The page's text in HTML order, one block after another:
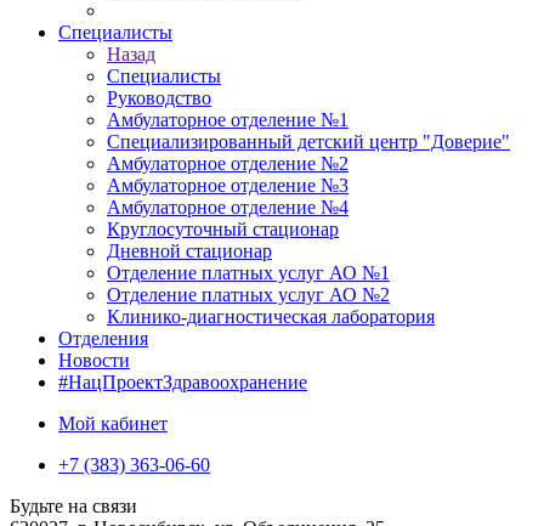
Специалисты
Назад
Специалисты
Руководство
Амбулаторное отделение №1
Специализированный детский центр "Доверие"
Амбулаторное отделение №2
Амбулаторное отделение №3
Амбулаторное отделение №4
Круглосуточный стационар
Дневной стационар
Отделение платных услуг АО №1
Отделение платных услуг АО №2
Клинико-диагностическая лаборатория
Отделения
Новости
#НацПроектЗдравоохранение
Мой кабинет
+7 (383) 363-06-60
Будьте на связи